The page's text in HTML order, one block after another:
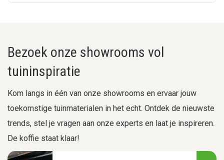
Bezoek onze showrooms vol
tuininspiratie
Kom langs in één van onze showrooms en ervaar jouw
toekomstige tuinmaterialen in het echt. Ontdek de nieuwste
trends, stel je vragen aan onze experts en laat je inspireren.
De koffie staat klaar!